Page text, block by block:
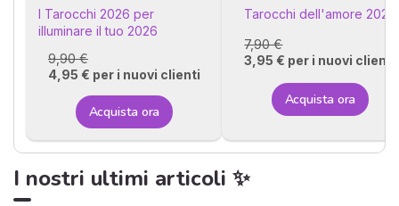
I Tarocchi 2026 per
illuminare il tuo 2026
9,90 €
4,95 € per i nuovi clienti
Acquista ora
Tarocchi dell'amore 2026
7,90 €
3,95 € per i nuovi clienti
Acquista ora
I nostri ultimi articoli ✨